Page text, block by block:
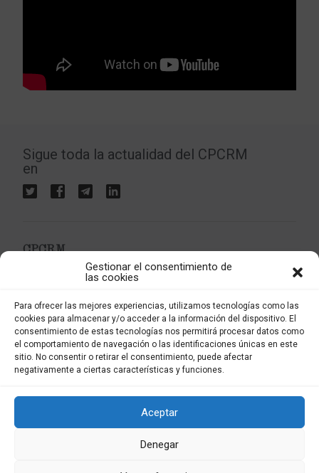
Gestionar el consentimiento de
las cookies
Para ofrecer las mejores experiencias, utilizamos tecnologías como las
cookies para almacenar y/o acceder a la información del dispositivo. El
consentimiento de estas tecnologías nos permitirá procesar datos como
el comportamiento de navegación o las identificaciones únicas en este
sitio. No consentir o retirar el consentimiento, puede afectar
negativamente a ciertas características y funciones.
Aceptar
Denegar
Sigue toda la actualidad del CPCRM
en
CPCRM
Colegio Profesional de Criminología de la Región de
Apartado postal 4037
30080 Murcia
info@criminologiarm.com